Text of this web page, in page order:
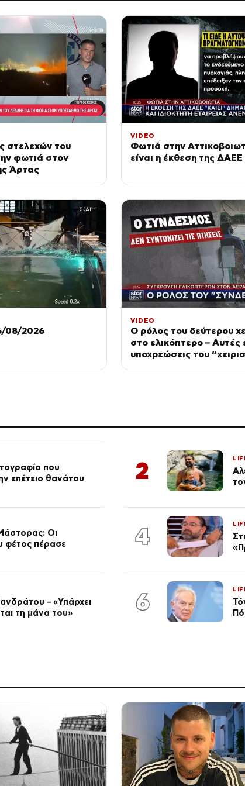
στελεχών του
φωτιά στον
Άρτας
VIDEO
Φωτιά στην
είναι η έκθεση της ΔΑΕΕ
08/2026
VIDEO
Ο ρόλος του δεύτερου
στο ελικόπτερο – Αυτές
υποχρεώσεις του
που
επέτειο θανάτου
2
Οι
φέτος πέρασε
4
– «Υπάρχει
τη μάνα του»
6